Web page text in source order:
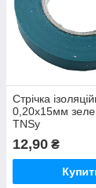
Стрічка
0,20х15мм
TNSy
12,90 ₴